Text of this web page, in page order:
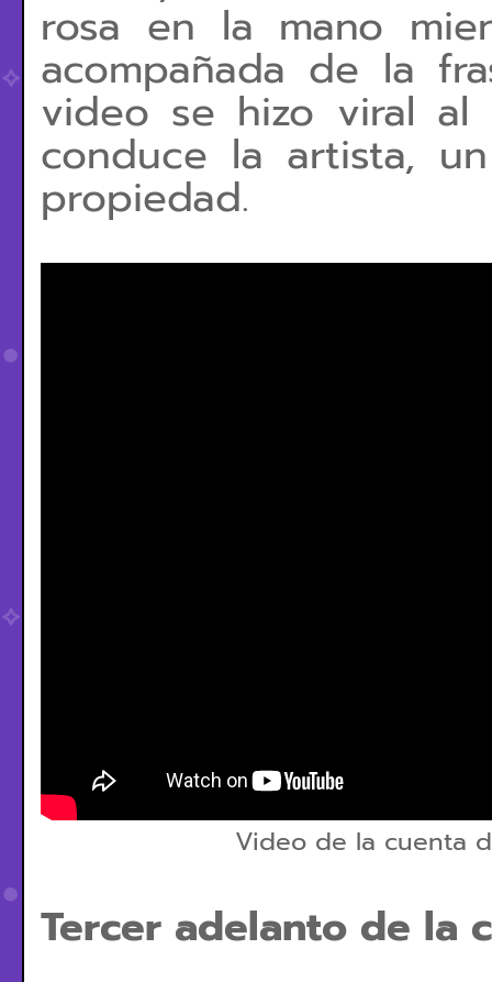
rosa en la mano
acompañada de la
video se hizo viral al
conduce la artista,
propiedad.
Video de la cuenta
Tercer adelanto de la